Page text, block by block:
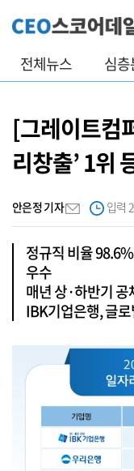
전체뉴스 심
[그레이트컴
리창출’ 1위
안은정 기자 입력
정규직 비율
우수
매년 상·하반기
IBK기업은행, 글로